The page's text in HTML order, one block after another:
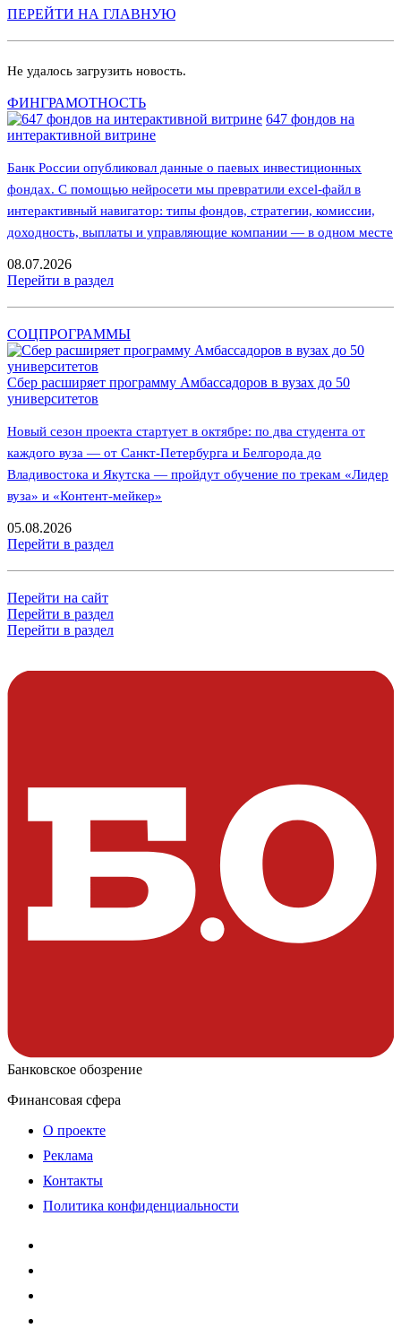
ПЕРЕЙТИ НА ГЛАВНУЮ
Не удалось загрузить новость.
ФИНГРАМОТНОСТЬ
647 фондов на
интерактивной витрине
Банк России опубликовал данные о паевых инвестиционных
фондах. С помощью нейросети мы превратили excel-файл в
интерактивный навигатор: типы фондов, стратегии, комиссии,
доходность, выплаты и управляющие компании — в одном месте
08.07.2026
Перейти в раздел
СОЦПРОГРАММЫ
Сбер расширяет программу Амбассадоров в вузах до 50
университетов
Новый сезон проекта стартует в октябре: по два студента от
каждого вуза — от Санкт-Петербурга и Белгорода до
Владивостока и Якутска — пройдут обучение по трекам «Лидер
вуза» и «Контент-мейкер»
05.08.2026
Перейти в раздел
Перейти на сайт
Перейти в раздел
Перейти в раздел
Банковское обозрение
Финансовая сфера
О проекте
Реклама
Контакты
Политика конфиденциальности